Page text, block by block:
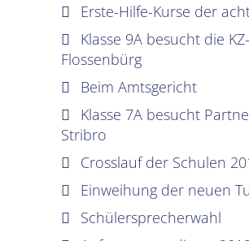
Erste-Hilfe-Kurse der
Klasse 9A besucht die
Flossenbürg
Beim Amtsgericht
Klasse 7A besucht
Stribro
Crosslauf der Schulen
Einweihung der neuen
Schülersprecherwahl